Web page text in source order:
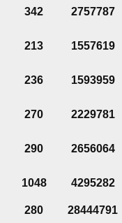
342 2757787
213 1557619
236 1593959
270 2229781
290 2656064
1048 4295282
280
28444791